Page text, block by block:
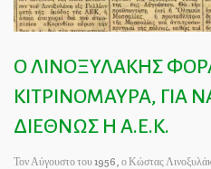
Ο ΛΙΝΟΞΥΛΑΚΗΣ
ΚΙΤΡΙΝΟΜΑΥΡΑ, ΓΙΑ
ΔΙΕΘΝΩΣ Η Α.Ε.Κ.
Τον Αύγουστο του 1956, ο Κώστας